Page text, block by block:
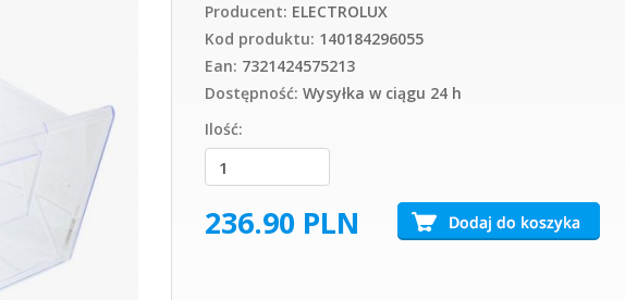
Producent: ELECTROLUX
Kod produktu: 140184296055
Ean: 7321424575213
Dostępność: Wysyłka w ciągu 24 h
Ilość:
236.90 PLN